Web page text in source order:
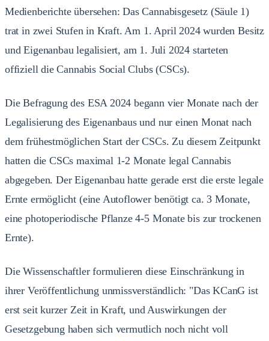
Medienberichte übersehen: Das Cannabisgesetz (Säule 1)
trat in zwei Stufen in Kraft. Am 1. April 2024 wurden Besitz
und Eigenanbau legalisiert, am 1. Juli 2024 starteten
offiziell die Cannabis Social Clubs (CSCs).
Die Befragung des ESA 2024 begann vier Monate nach der
Legalisierung des Eigenanbaus und nur einen Monat nach
dem frühestmöglichen Start der CSCs. Zu diesem Zeitpunkt
hatten die CSCs maximal 1-2 Monate legal Cannabis
abgegeben. Der Eigenanbau hatte gerade erst die erste legale
Ernte ermöglicht (eine Autoflower benötigt ca. 3 Monate,
eine photoperiodische Pflanze 4-5 Monate bis zur trockenen
Ernte).
Die Wissenschaftler formulieren diese Einschränkung in
ihrer Veröffentlichung unmissverständlich: "Das KCanG ist
erst seit kurzer Zeit in Kraft, und Auswirkungen der
Gesetzgebung haben sich vermutlich noch nicht voll